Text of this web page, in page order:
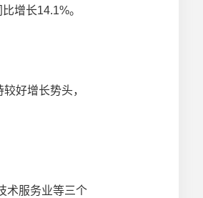
增长14.1%。
好增长势头，
术服务业等三个